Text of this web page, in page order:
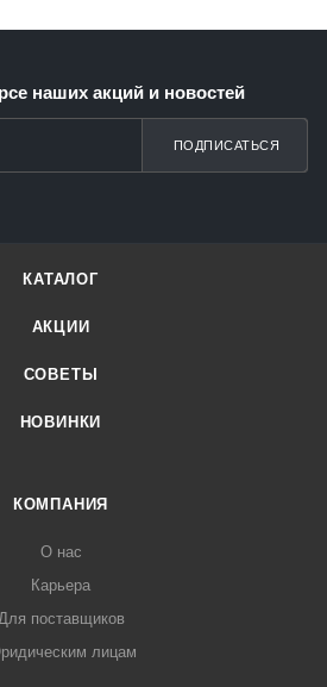
наших акций и новостей
ПОДПИСАТЬСЯ
КАТАЛОГ
АКЦИИ
СОВЕТЫ
НОВИНКИ
КОМПАНИЯ
О нас
Карьера
поставщиков
лицам